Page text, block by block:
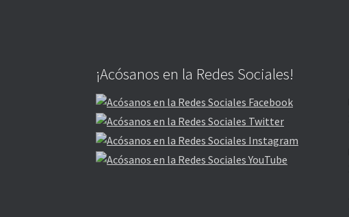
¡Acósanos en la Redes Sociales!